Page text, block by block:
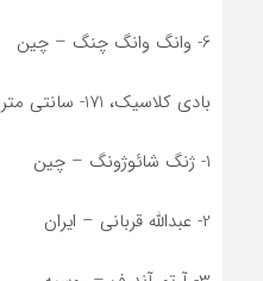
6- وانگ وانگ چنگ – چین
بادی کلاسیک، 171- سانتی متر:
1- ژنگ شائوژونگ – چین
2- عبدالله قربانی – ایران